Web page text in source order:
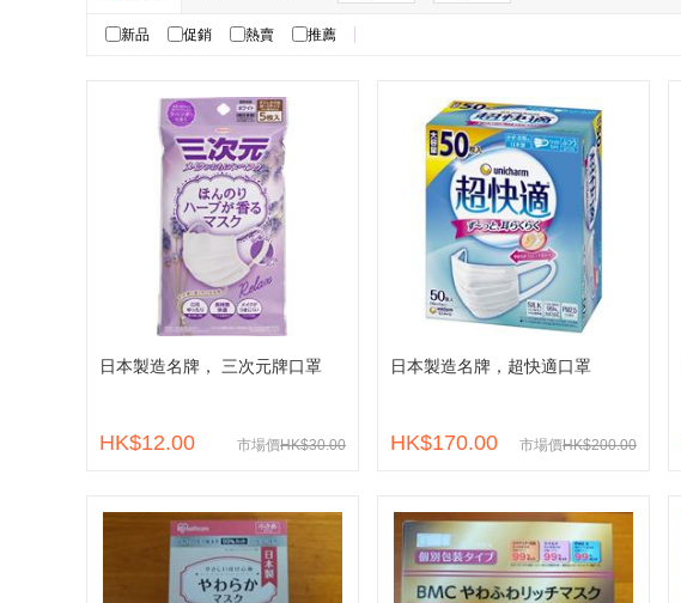
新品 促銷 熱賣 推薦
日本製造名牌， 三次元牌口罩
市場價HK$30.00
HK$12.00
日本製造名牌，超快適口罩
市場價HK$200.00
HK$170.00